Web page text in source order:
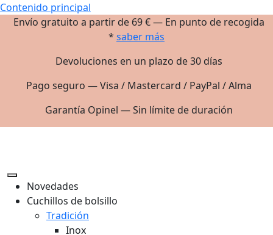
Contenido principal
Envío gratuito a partir de 69 € — En punto de recogida
* saber más
Devoluciones en un plazo de 30 días
Pago seguro — Visa / Mastercard / PayPal / Alma
Garantía Opinel — Sin límite de duración
Novedades
Cuchillos de bolsillo
Tradición
Inox